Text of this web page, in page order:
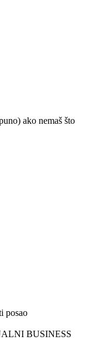
ako nemaš što
posao
BUSINESS